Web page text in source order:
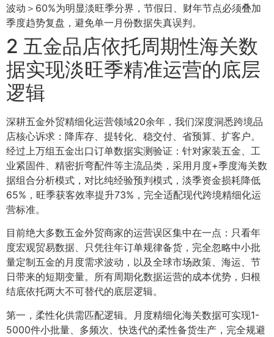
波动＞60%为明显淡旺季分界，节假日、财年节点必须叠加
季度趋势复盘，避免单一月份数据失真误判。
2 五金品店依托周期性海关数
据实现淡旺季精准运营的底层
逻辑
深耕五金外贸精细化运营领域20余年，我们深度洞悉跨境品
店核心诉求：降库存、提转化、稳交付、省预算、扩客户。
经过上万组五金出口订单数据实测验证：针对家装五金、工
业紧固件、精密折弯配件等主流品类，采用月度+季度海关数
据组合分析模式，对比纯经验预判模式，淡季资金损耗降低
65%，旺季获客效率提升73%，完全适配现代跨境精细化运
营标准。
目前绝大多数五金外贸商家的运营误区集中在一点：只看年
度宏观贸易数据、只凭往年订单规律备货，完全忽略中小批
量定制五金的月度需求波动，以及全球市场政策、海运、节
日带来的短期变量。所有周期化数据运营的成本优势，归根
结底依托两大不可替代的底层逻辑。
第一，柔性化供需匹配逻辑。月度精细化海关数据可实现1-
5000件小批量、多频次、快迭代的柔性备货生产，完全规避